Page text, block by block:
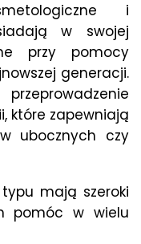
i
w swojej
przy pomocy
generacji.
które zapewniają
ubocznych czy
mają szeroki
pomóc w wielu